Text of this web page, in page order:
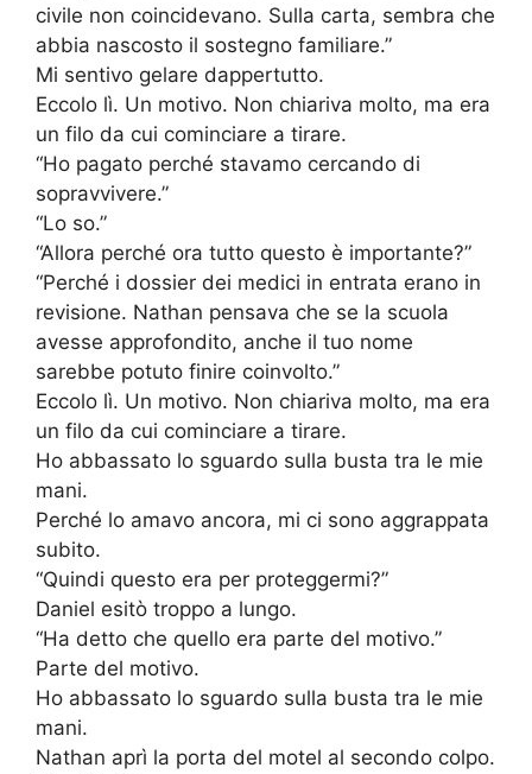
civile non coincidevano. Sulla carta, sembra che
abbia nascosto il sostegno familiare.”
Mi sentivo gelare dappertutto.
Eccolo lì. Un motivo. Non chiariva molto, ma era
un filo da cui cominciare a tirare.
“Ho pagato perché stavamo cercando di
sopravvivere.”
“Lo so.”
“Allora perché ora tutto questo è importante?”
“Perché i dossier dei medici in entrata erano in
revisione. Nathan pensava che se la scuola
avesse approfondito, anche il tuo nome
sarebbe potuto finire coinvolto.”
Eccolo lì. Un motivo. Non chiariva molto, ma era
un filo da cui cominciare a tirare.
Ho abbassato lo sguardo sulla busta tra le mie
mani.
Perché lo amavo ancora, mi ci sono aggrappata
subito.
“Quindi questo era per proteggermi?”
Daniel esitò troppo a lungo.
“Ha detto che quello era parte del motivo.”
Parte del motivo.
Ho abbassato lo sguardo sulla busta tra le mie
mani.
Nathan aprì la porta del motel al secondo colpo.